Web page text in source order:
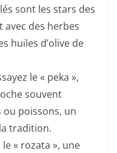
sont les stars des
avec des herbes
huiles d’olive de
le « peka »,
souvent
ou poissons, un
tradition.
« rozata », une